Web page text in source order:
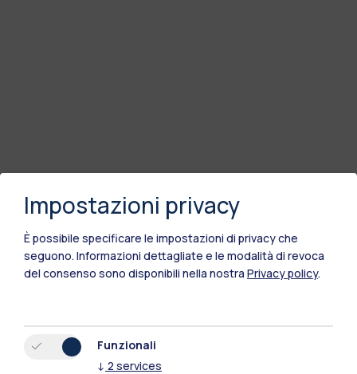
Impostazioni privacy
È possibile specificare le impostazioni di privacy che
seguono. Informazioni dettagliate e le modalità di revoca
del consenso sono disponibili nella nostra Privacy policy.
Funzionali
↓ 2 services